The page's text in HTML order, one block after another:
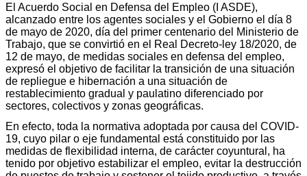
El Acuerdo Social en Defensa del Empleo (I ASDE),
alcanzado entre los agentes sociales y el Gobierno el día 8
de mayo de 2020, día del primer centenario del Ministerio de
Trabajo, que se convirtió en el Real Decreto-ley 18/2020, de
12 de mayo, de medidas sociales en defensa del empleo,
expresó el objetivo de facilitar la transición de una situación
de repliegue e hibernación a una situación de
restablecimiento gradual y paulatino diferenciado por
sectores, colectivos y zonas geográficas.
En efecto, toda la normativa adoptada por causa del COVID-
19, cuyo pilar o eje fundamental está constituido por las
medidas de flexibilidad interna, de carácter coyuntural, ha
tenido por objetivo estabilizar el empleo, evitar la destrucción